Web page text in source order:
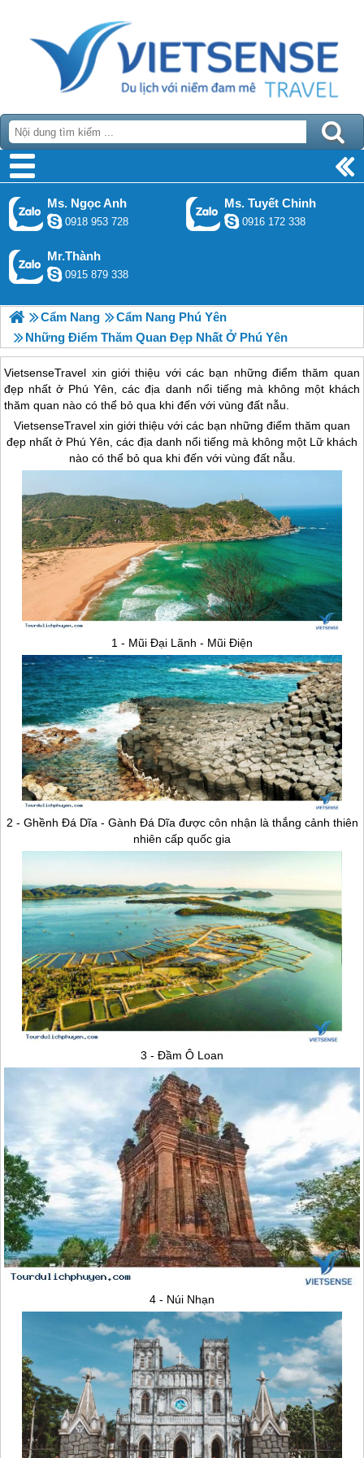
Ms. Ngọc Anh
0918 953 728
Ms. Tuyết Chinh
0916 172 338
Mr.Thành
0915 879 338
Cẩm Nang
Cẩm Nang Phú Yên
Những Điểm Thăm Quan Đẹp Nhất Ở Phú Yên
VietsenseTravel xin giới thiệu với các bạn những điểm thăm quan
đẹp nhất ở Phú Yên, các địa danh nổi tiếng mà không một khách
thăm quan nào có thể bỏ qua khi đến với vùng đất nẫu.
VietsenseTravel xin giới thiệu với các bạn những điểm thăm quan
đẹp nhất ở Phú Yên, các địa danh nổi tiếng mà không một Lữ khách
nào có thể bỏ qua khi đến với vùng đất nẫu.
1 - Mũi Đại Lãnh - Mũi Điện
2 - Ghềnh Đá Dĩa - Gành Đá Dĩa được côn nhận là thắng cảnh thiên
nhiên cấp quốc gia
3 - Đầm Ô Loan
4 - Núi Nhạn